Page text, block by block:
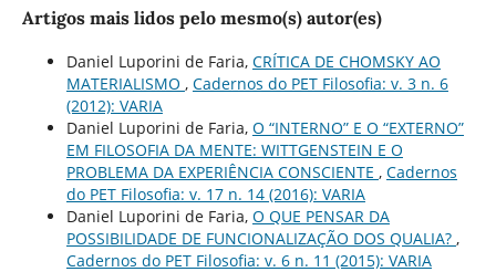
Artigos mais lidos pelo mesmo(s) autor(es)
Daniel Luporini de Faria, CRÍTICA DE CHOMSKY AO
MATERIALISMO , Cadernos do PET Filosofia: v. 3 n. 6
(2012): VARIA
Daniel Luporini de Faria, O “INTERNO” E O “EXTERNO”
EM FILOSOFIA DA MENTE: WITTGENSTEIN E O
PROBLEMA DA EXPERIÊNCIA CONSCIENTE , Cadernos
do PET Filosofia: v. 17 n. 14 (2016): VARIA
Daniel Luporini de Faria, O QUE PENSAR DA
POSSIBILIDADE DE FUNCIONALIZAÇÃO DOS QUALIA? ,
Cadernos do PET Filosofia: v. 6 n. 11 (2015): VARIA